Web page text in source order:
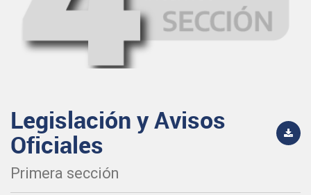
Legislación y Avisos
Oficiales
Primera sección